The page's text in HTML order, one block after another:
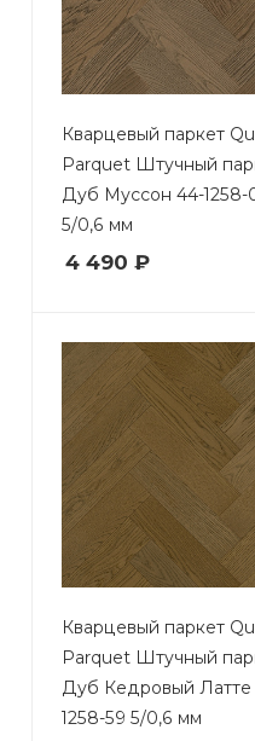
Кварцевый паркет
Parquet Штучный
Дуб Муссон 44-1258-
5/0,6 мм
4 490 ₽
Кварцевый паркет
Parquet Штучный
Дуб Кедровый Латте
1258-59 5/0,6 мм